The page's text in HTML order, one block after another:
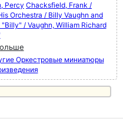
Percy Chacksfield, Frank /
Orchestra / Billy Vaughn and
/ Vaughn, William Richard
Оркестровые миниатюры